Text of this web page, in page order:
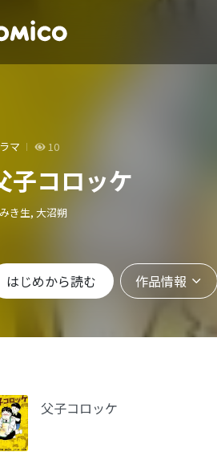
マ 10
子コロッケ
き生, 大沼朔
はじめから読む 作品情報
父子コロッケ